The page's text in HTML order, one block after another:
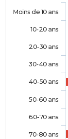
Moins de 10 ans
10-20 ans
20-30 ans
30-40 ans
40-50 ans
50-60 ans
60-70 ans
70-80 ans